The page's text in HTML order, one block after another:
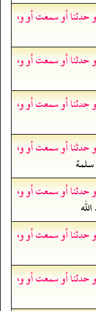
أو سمعت أو و،
أو سمعت أو و،
أو سمعت أو و،
أو سمعت أو و،
سلمة
أو سمعت أو و،
أو سمعت أو و،
أو سمعت أو و،